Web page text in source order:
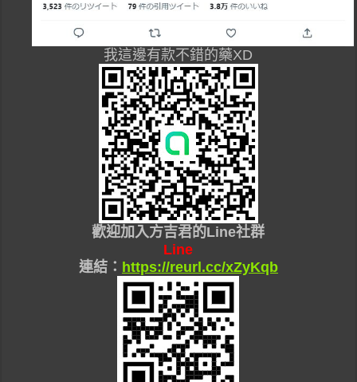
我這邊有款不錯的藥XD
歡迎加入方吉君的Line社群
Line
連結： https://reurl.cc/xZyKqb